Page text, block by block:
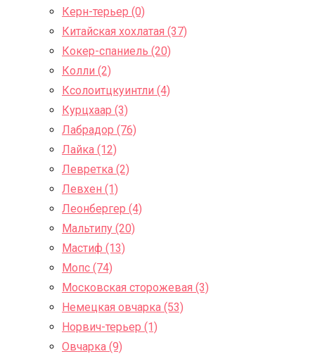
Керн-терьер (0)
Китайская хохлатая (37)
Кокер-спаниель (20)
Колли (2)
Ксолоитцкуинтли (4)
Курцхаар (3)
Лабрадор (76)
Лайка (12)
Левретка (2)
Левхен (1)
Леонбергер (4)
Мальтипу (20)
Мастиф (13)
Мопс (74)
Московская сторожевая (3)
Немецкая овчарка (53)
Норвич-терьер (1)
Овчарка (9)